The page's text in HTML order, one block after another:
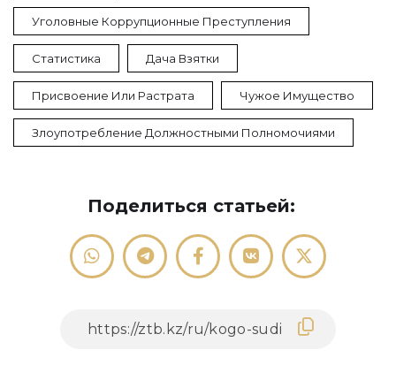
Уголовные Коррупционные Преступления
Статистика Дача Взятки
Присвоение Или Растрата Чужое Имущество
Злоупотребление Должностными Полномочиями
Поделиться статьей: